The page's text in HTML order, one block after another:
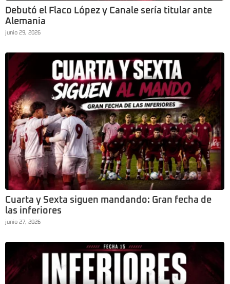
Debutó el Flaco López y Canale sería titular ante
Alemania
junio 29, 2026
Cuarta y Sexta siguen mandando: Gran fecha de
las inferiores
junio 27, 2026